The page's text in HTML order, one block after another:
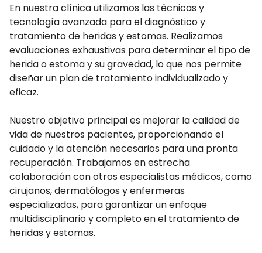
En nuestra clínica utilizamos las técnicas y
tecnología avanzada para el diagnóstico y
tratamiento de heridas y estomas. Realizamos
evaluaciones exhaustivas para determinar el tipo de
herida o estoma y su gravedad, lo que nos permite
diseñar un plan de tratamiento individualizado y
eficaz.
Nuestro objetivo principal es mejorar la calidad de
vida de nuestros pacientes, proporcionando el
cuidado y la atención necesarios para una pronta
recuperación. Trabajamos en estrecha
colaboración con otros especialistas médicos, como
cirujanos, dermatólogos y enfermeras
especializadas, para garantizar un enfoque
multidisciplinario y completo en el tratamiento de
heridas y estomas.